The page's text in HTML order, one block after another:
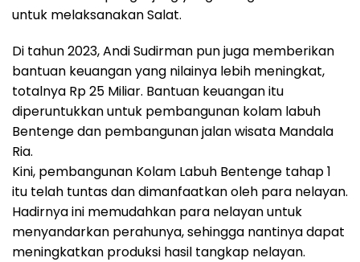
untuk melaksanakan Salat.
Di tahun 2023, Andi Sudirman pun juga memberikan
bantuan keuangan yang nilainya lebih meningkat,
totalnya Rp 25 Miliar. Bantuan keuangan itu
diperuntukkan untuk pembangunan kolam labuh
Bentenge dan pembangunan jalan wisata Mandala
Ria.
Kini, pembangunan Kolam Labuh Bentenge tahap 1
itu telah tuntas dan dimanfaatkan oleh para nelayan.
Hadirnya ini memudahkan para nelayan untuk
menyandarkan perahunya, sehingga nantinya dapat
meningkatkan produksi hasil tangkap nelayan.